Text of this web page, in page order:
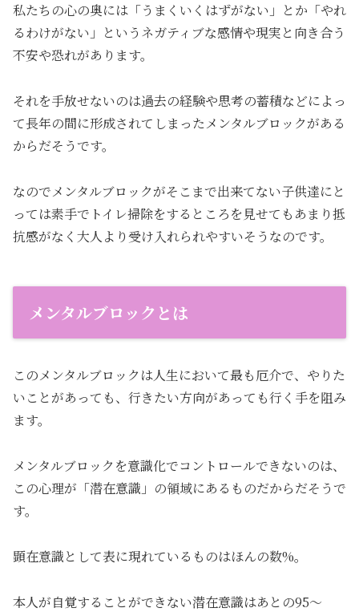
私たちの心の奥には「うまくいくはずがない」とか「やれ
るわけがない」というネガティブな感情や現実と向き合う
不安や恐れがあります。
それを手放せないのは過去の経験や思考の蓄積などによっ
て長年の間に形成されてしまったメンタルブロックがある
からだそうです。
なのでメンタルブロックがそこまで出来てない子供達にと
っては素手でトイレ掃除をするところを見せてもあまり抵
抗感がなく大人より受け入れられやすいそうなのです。
メンタルブロックとは
このメンタルブロックは人生において最も厄介で、やりた
いことがあっても、行きたい方向があっても行く手を阻み
ます。
メンタルブロックを意識化でコントロールできないのは、
この心理が「潜在意識」の領域にあるものだからだそうで
す。
顕在意識として表に現れているものはほんの数%。
本人が自覚することができない潜在意識はあとの95〜